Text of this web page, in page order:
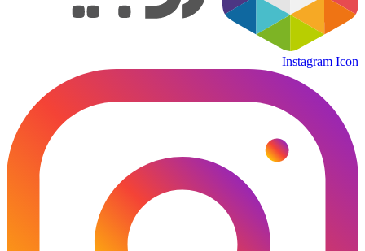
Instagram Icon